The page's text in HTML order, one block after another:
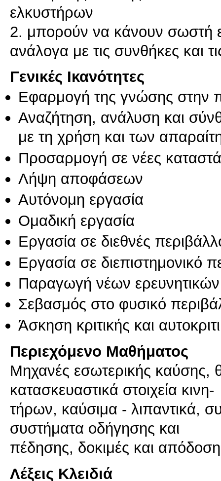
ελκυστήρων
2. μπορούν να κάνουν σωστή
Γενικές Ικανότητες
Εφαρμογή της γνώσης στην
Αναζήτηση, ανάλυση και
με τη χρήση και των
Προσαρμογή σε νέες
Λήψη αποφάσεων
Αυτόνομη εργασία
Ομαδική εργασία
Εργασία σε διεθνές
Εργασία σε διεπιστημονικό
Παραγωγή νέων
Σεβασμός στο φυσικό
Άσκηση κριτικής και
Περιεχόμενο Μαθήματος
Μηχανές εσωτερικής καύσης,
κατασκευαστικά στοιχεία κινη-
τήρων, καύσιμα - λιπαντικά,
συστήματα οδήγησης και
Λέξεις Κλειδιά